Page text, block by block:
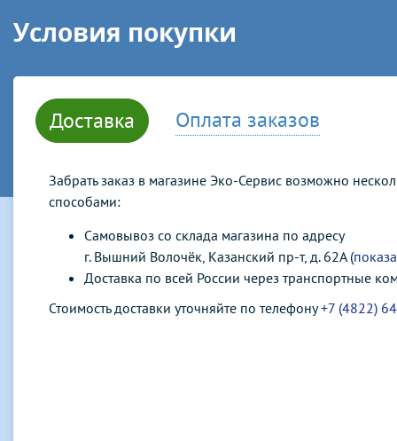
Условия покупки
Доставка Оплата заказов
Забрать заказ в магазине Эко-Сервис возможно
способами:
Самовывоз со склада магазина по адресу
г. Вышний Волочёк, Казанский пр-т, д. 62А (
Доставка по всей России через транспортные
Стоимость доставки уточняйте по телефону+7 (4822)